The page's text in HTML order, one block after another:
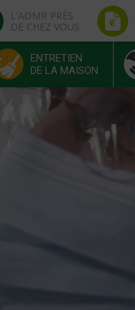
L'ADMR PRÈS
DE CHEZ VOUS
ENTRETIEN
DE LA MAISON